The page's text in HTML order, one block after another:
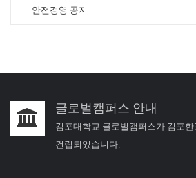
안전경영 공지
글로벌캠퍼스 안내
김포대학교 글로벌캠퍼스가 김포
건립되었습니다.